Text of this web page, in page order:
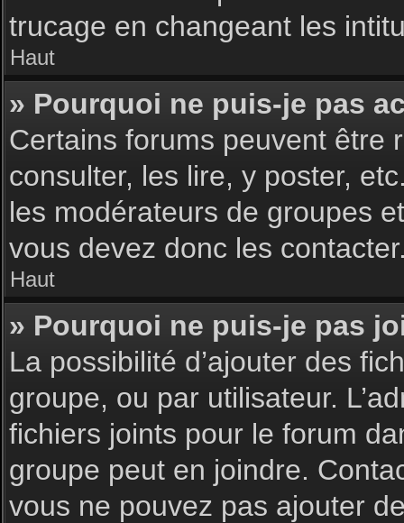
trucage en changeant les
Haut
» Pourquoi ne puis-je pas
Certains forums peuvent être
consulter, les lire, y poster,
les modérateurs de groupes
vous devez donc les
Haut
» Pourquoi ne puis-je pas
La possibilité d’ajouter des
groupe, ou par utilisateur.
fichiers joints pour le forum
groupe peut en joindre.
vous ne pouvez pas ajouter